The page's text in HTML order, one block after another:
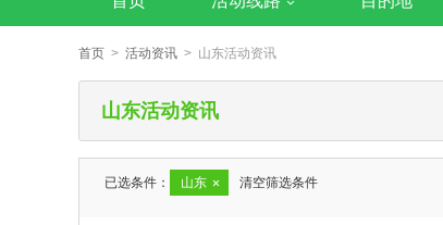
首页 > 活动资讯 > 山东活动资讯
山东活动资讯
已选条件： 山东 清空筛选条件